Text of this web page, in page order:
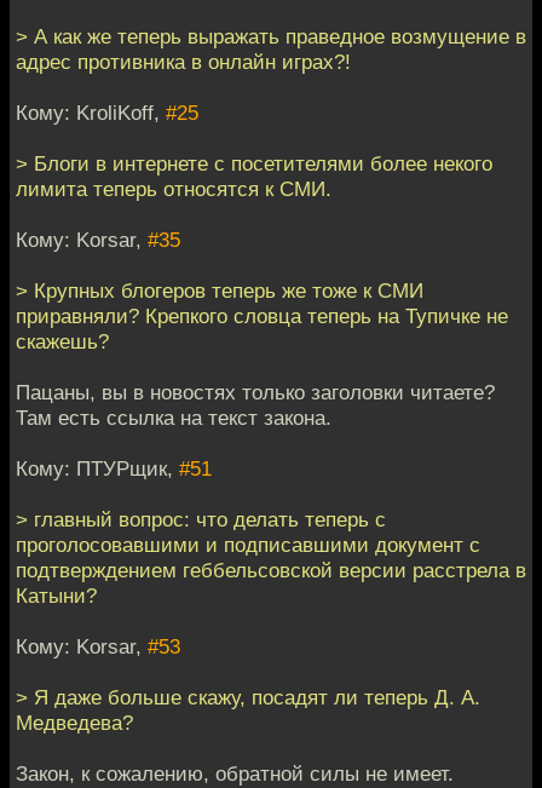
> А как же теперь выражать праведное возмущение в
адрес противника в онлайн играх?!
Кому: KroliKoff, #25
> Блоги в интернете с посетителями более некого
лимита теперь относятся к СМИ.
Кому: Korsar, #35
> Крупных блогеров теперь же тоже к СМИ
приравняли? Крепкого словца теперь на Тупичке не
скажешь?
Пацаны, вы в новостях только заголовки читаете?
Там есть ссылка на текст закона.
Кому: ПТУРщик, #51
> главный вопрос: что делать теперь с
проголосовавшими и подписавшими документ с
подтверждением геббельсовской версии расстрела в
Катыни?
Кому: Korsar, #53
> Я даже больше скажу, посадят ли теперь Д. А.
Медведева?
Закон, к сожалению, обратной силы не имеет.